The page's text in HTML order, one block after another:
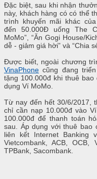
Đặc biệt, sau khi nhận
này, khách hàng có có thể
trình khuyến mãi khác
đến 50.000Đ uống The
MoMo”, “Ăn Gogi House/
dễ - giảm giá hời” và “Chia
Được biết, ngoài chương
VinaPhone cũng đang
tặng 100.000đ khi thuê
dụng Ví MoMo.
Từ nay đến hết 30/6/2017,
chỉ cần nạp 10.000đ vào
100.000đ để thanh toán
sau. Áp dụng với thuê bao
liên kết Internet Banking
Vietcombank, ACB, OCB,
TPBank, Sacombank.